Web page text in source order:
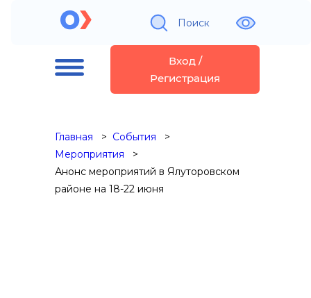
Поиск
Вход /
Регистрация
Главная
События
Мероприятия
Анонс мероприятий в Ялуторовском
районе на 18-22 июня